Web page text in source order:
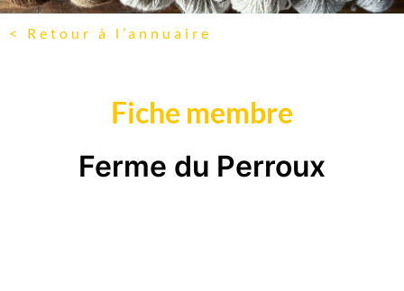
< Retour à l’annuaire
Fiche membre
Ferme du Perroux